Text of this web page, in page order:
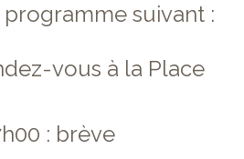
suivant :
vous à la Place
: brève